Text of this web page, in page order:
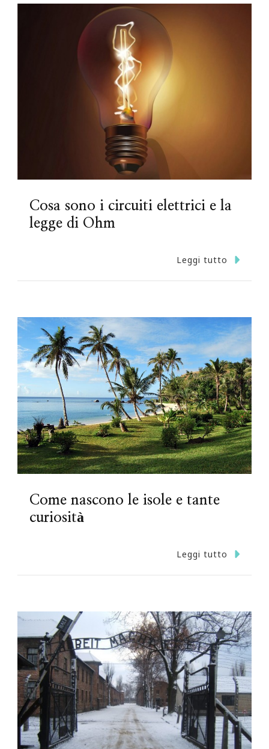
Cosa sono i circuiti elettrici e la
legge di Ohm
Leggi tutto
Come nascono le isole e tante
curiosità
Leggi tutto